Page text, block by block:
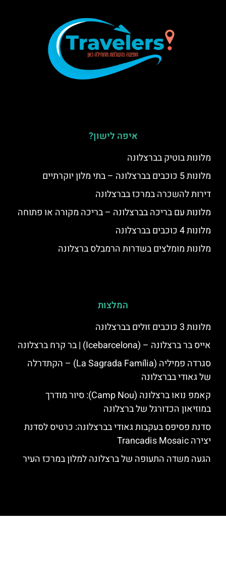
איפה לישון?
מלונות בוטיק בברצלונה
מלונות 5 כוכבים בברצלונה – בתי מלון יוקרתיים
דירות להשכרה במרכז בברצלונה
מלונות עם בריכה בברצלונה – בריכה מקורה או פתוחה
מלונות 4 כוכבים בברצלונה
מלונות מומלצים בשדרות הרמבלס ברצלונה
המלצות
מלונות 3 כוכבים זולים בברצלונה
אייס בר ברצלונה – (‪Icebarcelona‬) | בר קרח ברצלונה
סגרדה פמיליה (La Sagrada Família) – הקתדרלה
של גאודי בברצלונה
קאמפ נואו ברצלונה (Camp Nou): סיור מודרך
במוזיאון הכדורגל של ברצלונה
סדנת פסיפס בעקבות גאודי בברצלונה: כרטיס לסדנת
יצירה Trancadis Mosaic
הגעה משדה התעופה של ברצלונה למלון במרכז העיר